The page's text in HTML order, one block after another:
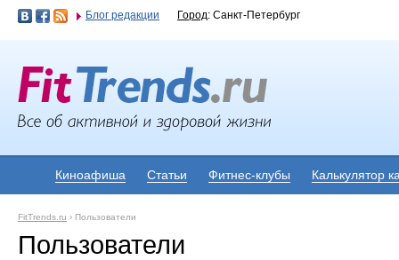
Блог редакции Город: Санкт-Петербург
Киноафиша Статьи Фитнес-клубы Калькулятор
FitTrends.ru › Пользователи
Пользователи